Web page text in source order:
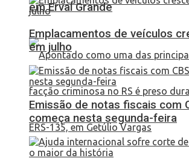
em Erval Grande
Emplacamentos de veículos
em julho
Emissão de notas fiscais com
começa nesta segunda-feira